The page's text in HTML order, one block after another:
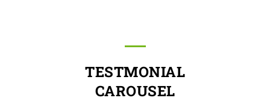
TESTMONIAL
CAROUSEL